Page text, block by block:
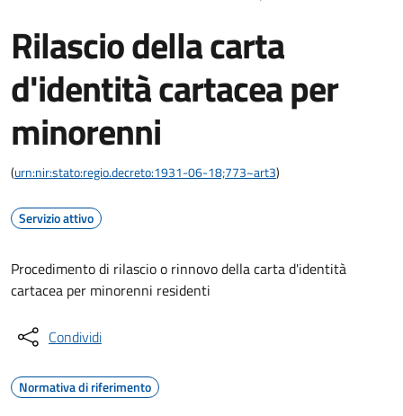
Rilascio della carta
d'identità cartacea per
minorenni
(urn:nir:stato:regio.decreto:1931-06-18;773~art3)
Servizio attivo
Procedimento di rilascio o rinnovo della carta d'identità
cartacea per minorenni residenti
Condividi
Normativa di riferimento